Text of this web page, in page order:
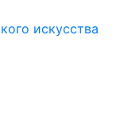
искусства